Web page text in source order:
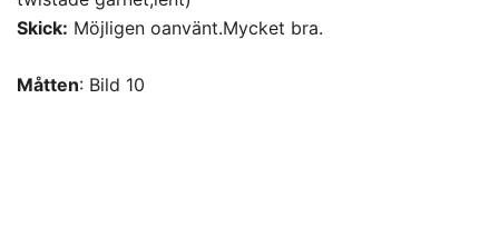
Skick: Möjligen oanvänt.Mycket bra.
Måtten: Bild 10